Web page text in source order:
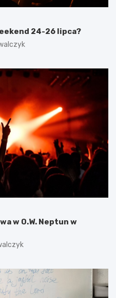
24-26 lipca?
w O.W. Neptun w